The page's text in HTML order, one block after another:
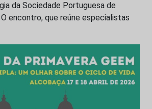
da Sociedade Portuguesa de
O encontro, que reúne especialistas